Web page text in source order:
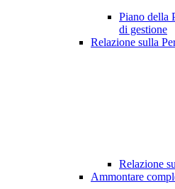
Piano della
di gestione
Relazione sulla
Relazione
Ammontare